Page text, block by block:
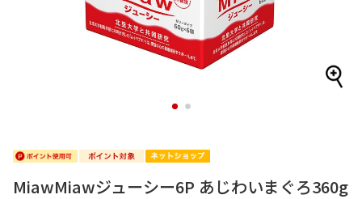
1 2
MiawMiawジューシー6P あじわいまぐろ360g